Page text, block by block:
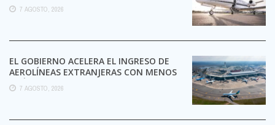
7 AGOSTO, 2026
EL GOBIERNO ACELERA EL INGRESO DE
AEROLÍNEAS EXTRANJERAS CON MENOS
TRÁMITES
7 AGOSTO, 2026